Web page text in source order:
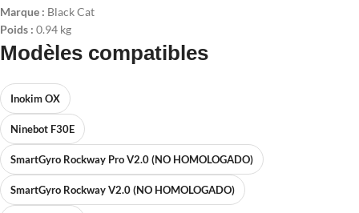
Marque : Black Cat
Poids : 0.94 kg
Modèles compatibles
Inokim OX
Ninebot F30E
SmartGyro Rockway Pro V2.0 (NO HOMOLOGADO)
SmartGyro Rockway V2.0 (NO HOMOLOGADO)